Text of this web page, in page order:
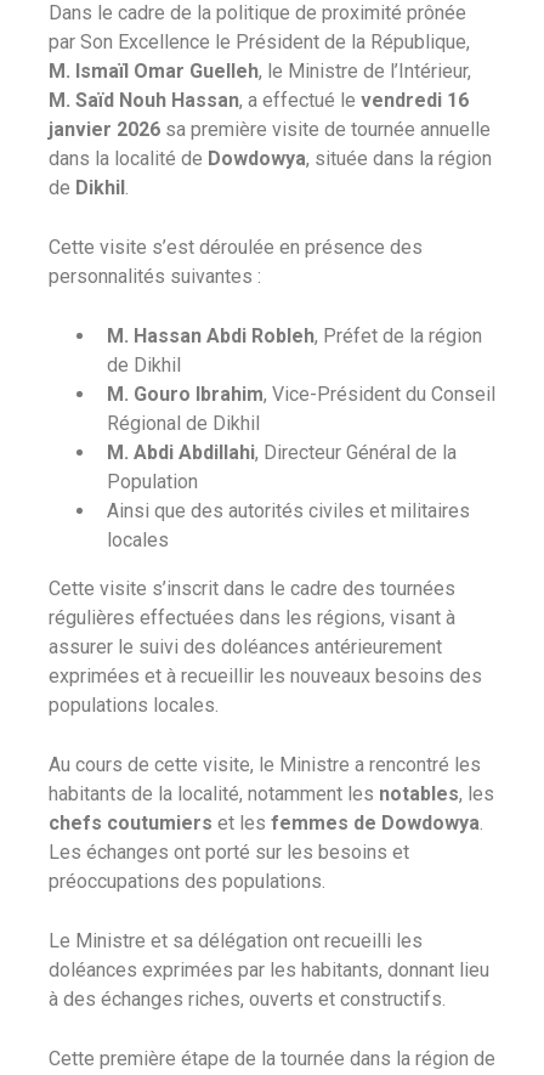
Dans le cadre de la politique de proximité prônée
par Son Excellence le Président de la République,
M. Ismaïl Omar Guelleh, le Ministre de l’Intérieur,
M. Saïd Nouh Hassan, a effectué le vendredi 16
janvier 2026 sa première visite de tournée annuelle
dans la localité de Dowdowya, située dans la région
de Dikhil .
Cette visite s’est déroulée en présence des
personnalités suivantes :
M. Hassan Abdi Robleh, Préfet de la région
de Dikhil
M. Gouro Ibrahim, Vice-Président du Conseil
Régional de Dikhil
M. Abdi Abdillahi, Directeur Général de la
Population
Ainsi que des autorités civiles et militaires
locales
Cette visite s’inscrit dans le cadre des tournées
régulières effectuées dans les régions, visant à
assurer le suivi des doléances antérieurement
exprimées et à recueillir les nouveaux besoins des
populations locales.
Au cours de cette visite, le Ministre a rencontré les
habitants de la localité, notamment les notables, les
chefs coutumiers et les femmes de Dowdowya.
Les échanges ont porté sur les besoins et
préoccupations des populations.
Le Ministre et sa délégation ont recueilli les
doléances exprimées par les habitants, donnant lieu
à des échanges riches, ouverts et constructifs.
Cette première étape de la tournée dans la région de